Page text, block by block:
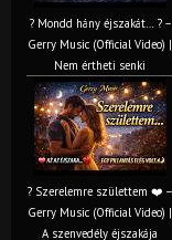
? Mondd hány éjszakát… ? –
Gerry Music (Official Video) |
Nem értheti senki
? Szerelemre születtem ❤️ –
Gerry Music (Official Video) |
A szenvedély éjszakája